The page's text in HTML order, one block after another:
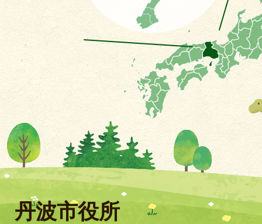
丹波市役所